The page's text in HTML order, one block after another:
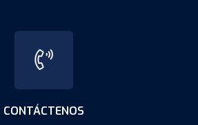
CONTÁCTENOS